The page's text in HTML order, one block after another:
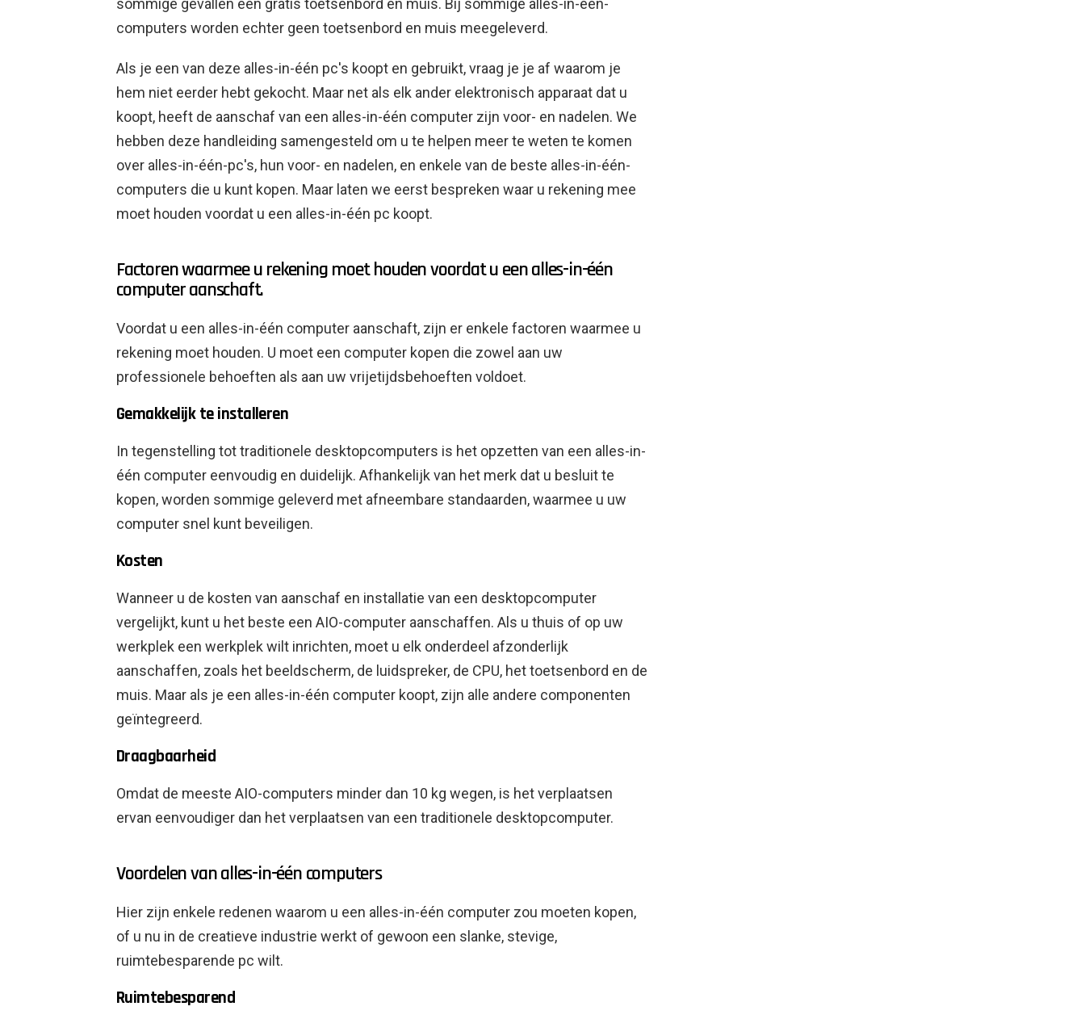
sommige gevallen een gratis toetsenbord en muis. Bij sommige alles-in-één-
computers worden echter geen toetsenbord en muis meegeleverd.
Als je een van deze alles-in-één pc's koopt en gebruikt, vraag je je af waarom je
hem niet eerder hebt gekocht. Maar net als elk ander elektronisch apparaat dat u
koopt, heeft de aanschaf van een alles-in-één computer zijn voor- en nadelen. We
hebben deze handleiding samengesteld om u te helpen meer te weten te komen
over alles-in-één-pc's, hun voor- en nadelen, en enkele van de beste alles-in-één-
computers die u kunt kopen. Maar laten we eerst bespreken waar u rekening mee
moet houden voordat u een alles-in-één pc koopt.
Factoren waarmee u rekening moet houden voordat u een alles-in-één
computer aanschaft.
Voordat u een alles-in-één computer aanschaft, zijn er enkele factoren waarmee u
rekening moet houden. U moet een computer kopen die zowel aan uw
professionele behoeften als aan uw vrijetijdsbehoeften voldoet.
Gemakkelijk te installeren
In tegenstelling tot traditionele desktopcomputers is het opzetten van een alles-in-
één computer eenvoudig en duidelijk. Afhankelijk van het merk dat u besluit te
kopen, worden sommige geleverd met afneembare standaarden, waarmee u uw
computer snel kunt beveiligen.
Kosten
Wanneer u de kosten van aanschaf en installatie van een desktopcomputer
vergelijkt, kunt u het beste een AIO-computer aanschaffen. Als u thuis of op uw
werkplek een werkplek wilt inrichten, moet u elk onderdeel afzonderlijk
aanschaffen, zoals het beeldscherm, de luidspreker, de CPU, het toetsenbord en de
muis. Maar als je een alles-in-één computer koopt, zijn alle andere componenten
geïntegreerd.
Draagbaarheid
Omdat de meeste AIO-computers minder dan 10 kg wegen, is het verplaatsen
ervan eenvoudiger dan het verplaatsen van een traditionele desktopcomputer.
Voordelen van alles-in-één computers
Hier zijn enkele redenen waarom u een alles-in-één computer zou moeten kopen,
of u nu in de creatieve industrie werkt of gewoon een slanke, stevige,
ruimtebesparende pc wilt.
Ruimtebesparend